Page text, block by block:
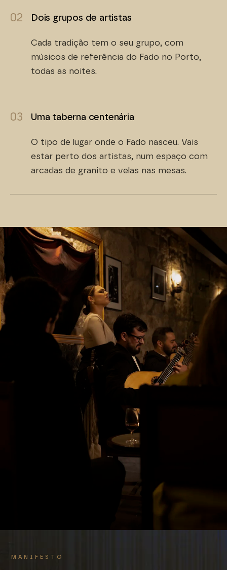
02 Dois grupos de artistas
Cada tradição tem o seu grupo, com
músicos de referência do Fado no Porto,
todas as noites.
03 Uma taberna centenária
O tipo de lugar onde o Fado nasceu. Vais
estar perto dos artistas, num espaço com
arcadas de granito e velas nas mesas.
MANIFESTO